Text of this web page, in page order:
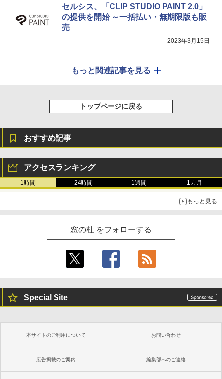
セルシス、「CLIP STUDIO PAINT 2.0」
の提供を開始 ～一括払い・無期限版も販
売
2023年3月15日
もっと関連記事を見る
トップページに戻る
おすすめ記事
アクセスランキング
1時間 24時間 1週間 1カ月
もっと見る
窓の杜 をフォローする
Special Site
本サイトのご利用について お問い合わせ
広告掲載のご案内 編集部へのご連絡